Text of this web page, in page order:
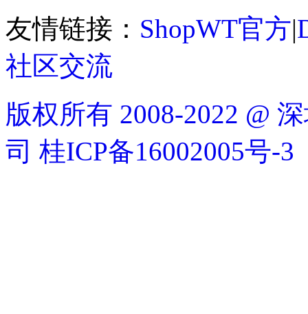
友情链接： ShopWT官方|
社区交流
版权所有 2008-2022 @
司 桂ICP备16002005号-3